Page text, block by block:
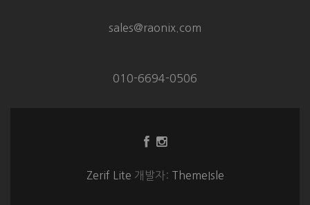
sales@raonix.com
010-6694-0506
Facebook
크
Instagram
크
Zerif Lite 개발자: ThemeIsle